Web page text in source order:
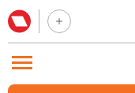
BEZOEK ONZE ANDERE